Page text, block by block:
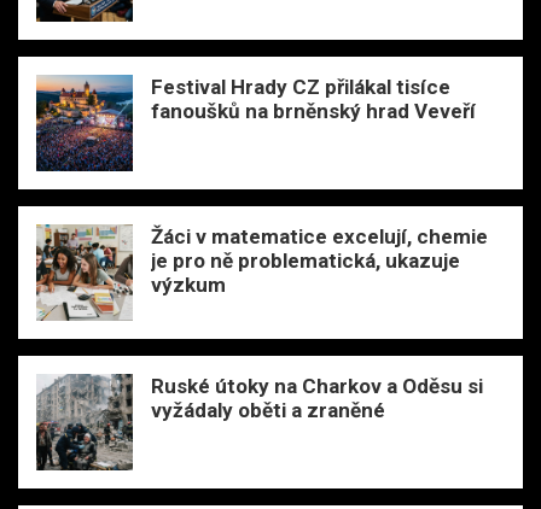
Festival Hrady CZ přilákal tisíce
fanoušků na brněnský hrad Veveří
Žáci v matematice excelují, chemie
je pro ně problematická, ukazuje
výzkum
Ruské útoky na Charkov a Oděsu si
vyžádaly oběti a zraněné